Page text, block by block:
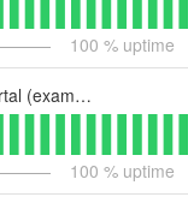
100 % uptime
Management Portal (example)
100 % uptime